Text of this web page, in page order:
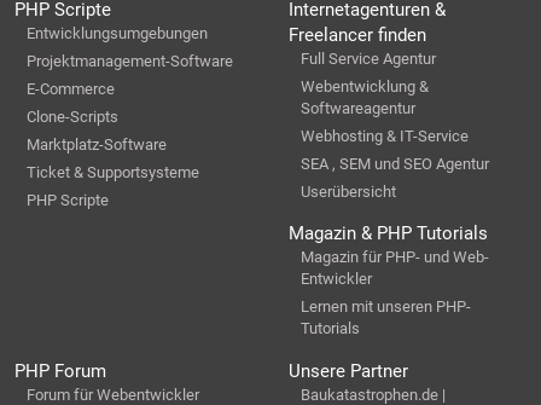
PHP Scripte
Entwicklungsumgebungen
Projektmanagement-Software
E-Commerce
Clone-Scripts
Marktplatz-Software
Ticket & Supportsysteme
PHP Scripte
Internetagenturen &
Freelancer finden
Full Service Agentur
Webentwicklung &
Softwareagentur
Webhosting & IT-Service
SEA , SEM und SEO Agentur
Userübersicht
Magazin & PHP Tutorials
Magazin für PHP- und Web-
Entwickler
Lernen mit unseren PHP-
Tutorials
PHP Forum
Forum für Webentwickler
Unsere Partner
Baukatastrophen.de |